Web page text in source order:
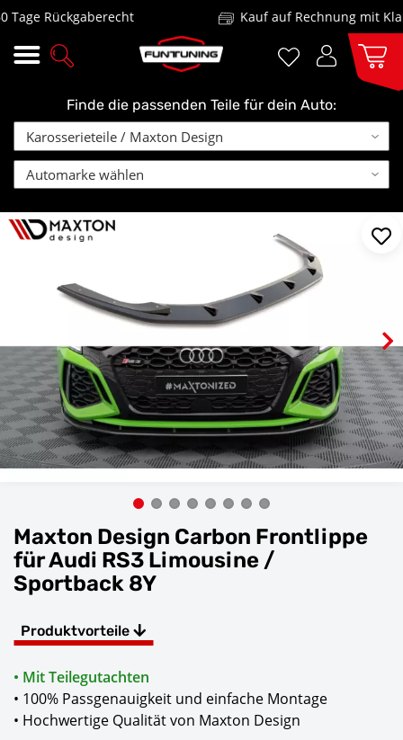
Rückgaberecht Kauf auf Rechnung mit Klarna
Finde die passenden Teile für dein Auto:
Maxton Design Carbon Frontlippe
für Audi RS3 Limousine /
Sportback 8Y
Produktvorteile
• Mit Teilegutachten
• 100% Passgenauigkeit und einfache Montage
• Hochwertige Qualität von Maxton Design